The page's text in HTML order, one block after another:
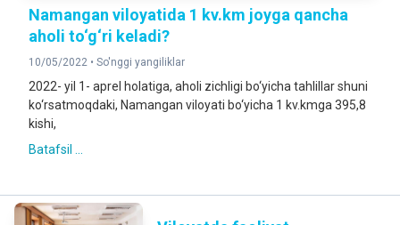
Namangan viloyatida 1 kv.km joyga qancha
aholi to‘g‘ri keladi?
10/05/2022 • So'nggi yangiliklar
2022- yil 1- aprel holatiga, aholi zichligi bo‘yicha tahlillar shuni
ko‘rsatmoqdaki, Namangan viloyati bo‘yicha 1 kv.kmga 395,8
kishi,
Batafsil ...